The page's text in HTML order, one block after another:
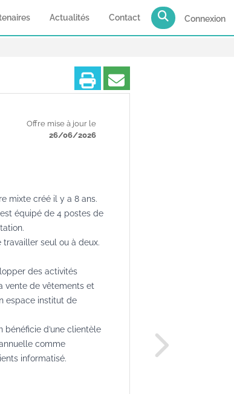
Actualités Contact Connexion
Offre mise à jour le
26/06/2026
mixte créé il y a 8 ans.
équipé de 4 postes de
seul ou à deux.
des activités
vente de vêtements et
espace institut de
bénéficie d’une clientèle
comme
informatisé.